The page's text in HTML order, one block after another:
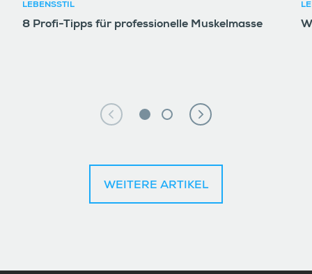
LEBENSSTIL
8 Profi-Tipps für professionelle Muskelmasse
WEITERE ARTIKEL